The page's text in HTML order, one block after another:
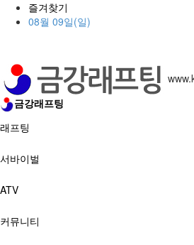
즐겨찾기
08월 09일(일)
금강래프팅
래프팅
서바이벌
ATV
커뮤니티